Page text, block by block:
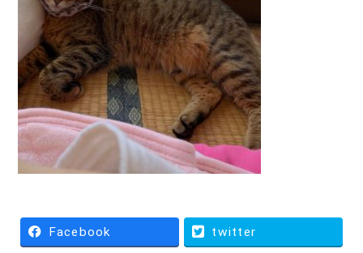
Facebook twitter